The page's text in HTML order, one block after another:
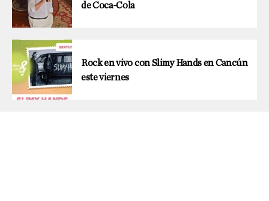
de Coca-Cola
Rock en vivo con Slimy Hands en Cancún
este viernes